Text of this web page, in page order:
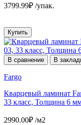
3799.99₽ /упак.
Купить
В сравнение В
Fargo
Кварцевый ламинат
33 класс, Толщина 6
2990.00₽ /м2